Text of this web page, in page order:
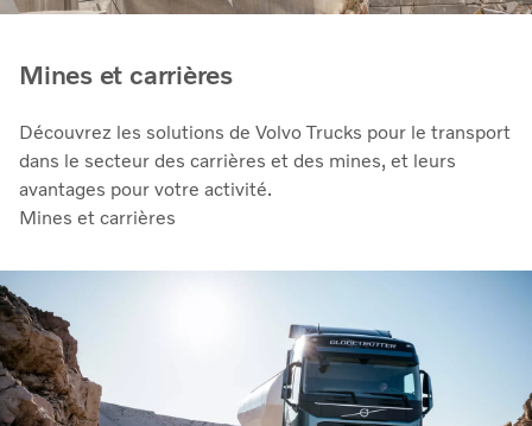
Mines et carrières
Découvrez les solutions de Volvo Trucks pour le transport
dans le secteur des carrières et des mines, et leurs
avantages pour votre activité.
Mines et carrières